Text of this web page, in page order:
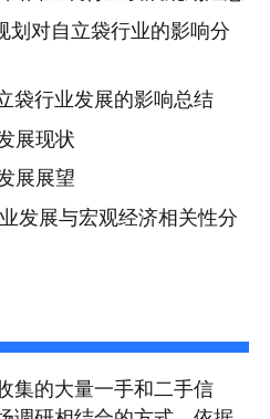
划对自立袋行业的影响分
袋行业发展的影响总结
展现状
展展望
发展与宏观经济相关性分
集的大量一手和二手信